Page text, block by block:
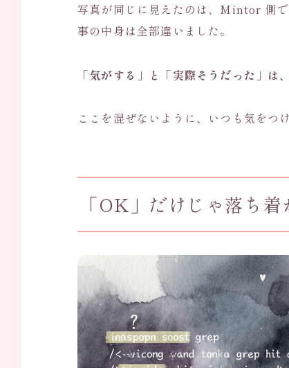
写真が同じに見えたのは、Mintor 側
事の中身は全部違いました。
「気がする」と「実際そうだった」は
ここを混ぜないように、いつも気をつ
「OK」だけじゃ落ち着